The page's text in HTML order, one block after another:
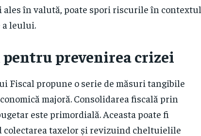
ales în valută, poate spori riscurile în contextul
a leului.
prevenirea crizei
Fiscal propune o serie de măsuri tangibile
majoră. Consolidarea fiscală prin
este primordială. Aceasta poate fi
taxelor și revizuind cheltuielile